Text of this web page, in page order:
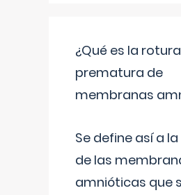
¿Qué es la rotura
prematura de
membranas
Se define así a
de las
amnióticas que